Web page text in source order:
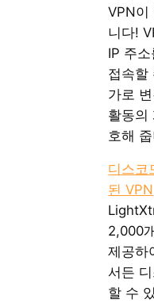
VPN이
니다!
IP 주
접속할
가로
활동의
호해
디스코
된 VPN
2,000
제공하
서든
할 수